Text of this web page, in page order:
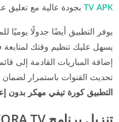
TV APK بجودة عالية مع
يوفر التطبيق أيضًا جدولًا يوميًا
يسهل عليك تنظيم وقتك
إضافة المباريات القادمة إلى
تحديث القنوات باستمرار
التطبيق كورة تيفي مهكر بدون